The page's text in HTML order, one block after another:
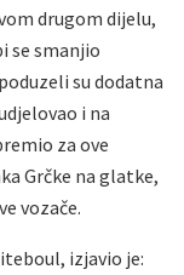
drugom dijelu,
se smanjio
su dodatna
i na
za ove
Grčke na glatke,
vozače.
izjavio je: